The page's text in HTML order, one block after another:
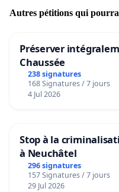
Autres pétitions qui
Préserver
Chaussée
238 signatures
168 Signatures / 7 jours
4 Jul 2026
Stop à la
à Neuchâtel
296 signatures
157 Signatures / 7 jours
29 Jul 2026